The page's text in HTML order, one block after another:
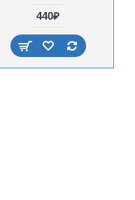
440₽